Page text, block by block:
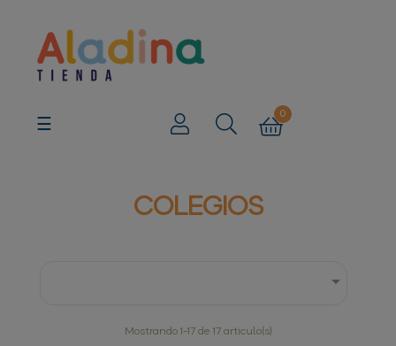
Navegación
☰
0
COLEGIOS

Mostrando 1-17 de 17 artículo(s)